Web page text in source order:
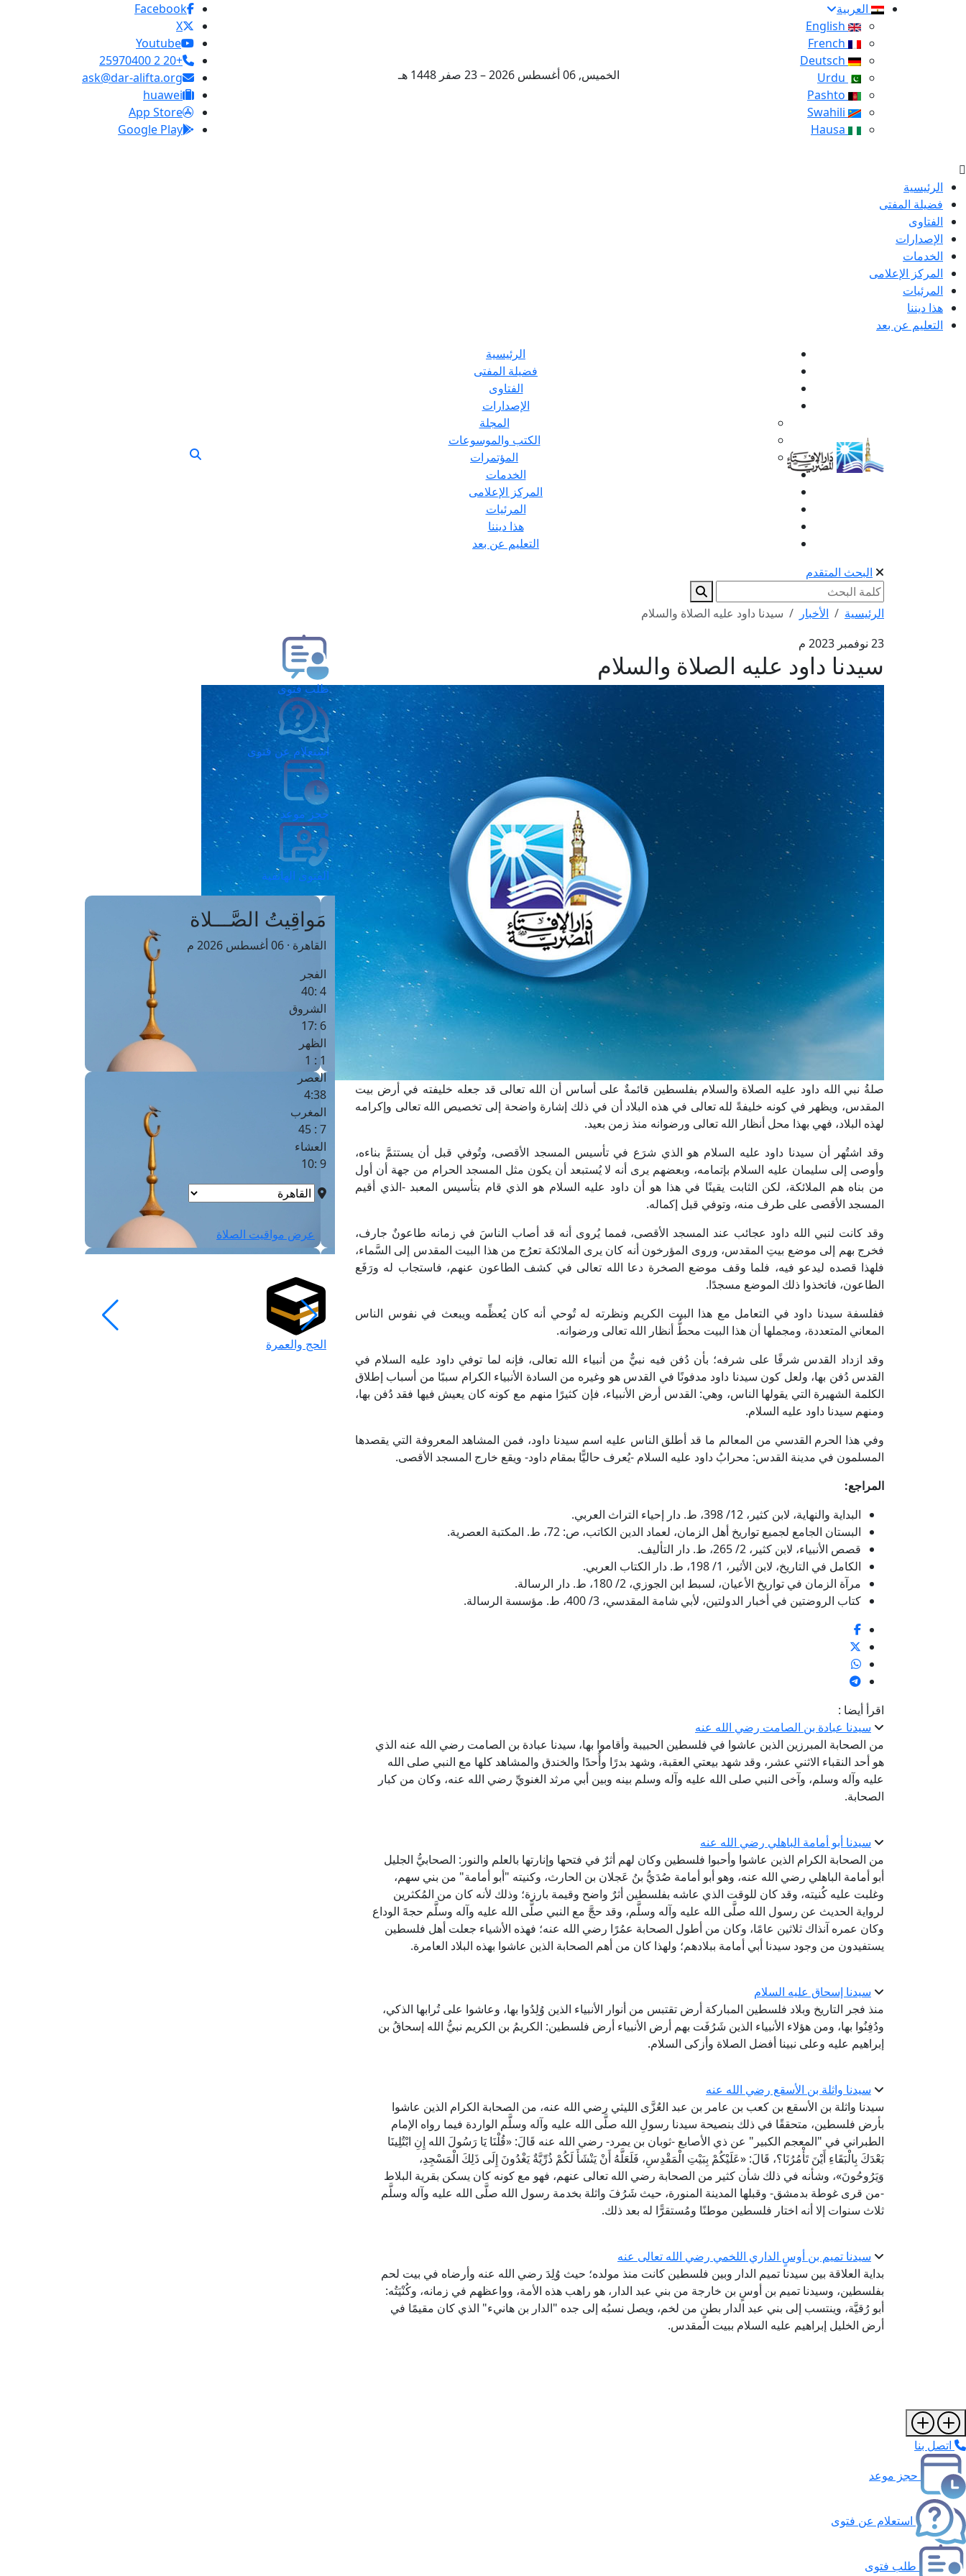
العربية
الخميس, 06 أغسطس 2026 – 23 صفر 1448 هـ
Facebook
X
Youtube
+20 2 25970400
ask@dar-alifta.org
huawei
App Store
Google Play
الرئيسية
فضيلة المفتى
الفتاوى
الإصدارات
الخدمات
المركز الإعلامى
المرئيات
هذا ديننا
التعليم عن بعد
الرئيسية
فضيلة المفتى
الفتاوى
الإصدارات
المجلة
الكتب والموسوعات
المؤتمرات
الخدمات
المركز الإعلامى
المرئيات
هذا ديننا
التعليم عن بعد
البحث المتقدم
الرئيسية الأخبار
سيدنا داود عليه الصلاة والسلام
23 نوفمبر 2023 م
سيدنا داود عليه الصلاة والسلام
صلةُ نبي الله داود عليه الصلاة والسلام بفلسطين قائمةٌ على أساس أن الله تعالى قد جعله خليفته في أرض بيت
المقدس، ويظهر في كونه خليفةً لله تعالى في هذه البلاد أن في ذلك إشارة واضحة إلى تخصيص الله تعالى وإكرامه
لهذه البلاد، فهي بهذا محل أنظار الله تعالى ورضوانه منذ زمن بعيد.
وقد اشتُهر أن سيدنا داود عليه السلام هو الذي شرَع في تأسيس المسجد الأقصى، وتُوفي قبل أن يستتمَّ بناءه،
وأوصى إلى سليمان عليه السلام بإتمامه، وبعضهم يرى أنه لا يُستبعد أن يكون مثل المسجد الحرام من جهة أن أول
من بناه هم الملائكة، لكن الثابت يقينًا في هذا هو أن داود عليه السلام هو الذي قام بتأسيس المعبد -الذي أقيم
المسجد الأقصى على طرف منه، وتوفي قبل إكماله.
وقد كانت لنبي الله داود عجائب عند المسجد الأقصى، فمما يُروى أنه قد أصاب الناسَ في زمانه طاعونٌ جارف،
فخرج بهم إلى موضع بيتِ المقدس، وروى المؤرخون أنه كان يرى الملائكة تعرُج من هذا البيت المقدس إلى السَّماء،
فلهذا قصده ليدعو فيه، فلما وقف موضع الصخرة دعا الله تعالى في كشف الطاعون عنهم، فاستجاب له ورَفَع
الطاعون، فاتخذوا ذلك الموضع مسجدًا.
ففلسفة سيدنا داود في التعامل مع هذا البيت الكريم ونظرته له تُوحي أنه كان يُعظِّمه ويبعث في نفوس الناس
المعاني المتعددة، ومجملها أن هذا البيت محطُّ أنظار الله تعالى ورضوانه.
وقد ازداد القدس شرفًا على شرفه؛ بأن دُفن فيه نبيٌّ من أنبياء الله تعالى، فإنه لما توفي داود عليه السلام في
القدس دُفن بها، ولعل كون سيدنا داود مدفونًا في القدس هو وغيره من السادة الأنبياء الكرام سببًا من أسباب إطلاق
الكلمة الشهيرة التي يقولها الناس، وهي: القدس أرض الأنبياء، فإن كثيرًا منهم مع كونه كان يعيش فيها فقد دُفن بها،
ومنهم سيدنا داود عليه السلام.
وفي هذا الحرم القدسي من المعالم ما قد أطلق الناس عليه اسم سيدنا داود، فمن المشاهد المعروفة التي يقصدها
المسلمون في مدينة القدس: محرابُ داود عليه السلام -يُعرف حاليًّا بمقام داود- ويقع خارج المسجد الأقصى.
المراجع:
البداية والنهاية، لابن كثير، 12/ 398، ط. دار إحياء التراث العربي.
البستان الجامع لجميع تواريخ أهل الزمان، لعماد الدين الكاتب، ص: 72، ط. المكتبة العصرية.
قصص الأنبياء، لابن كثير، 2/ 265، ط. دار التأليف.
الكامل في التاريخ، لابن الأثير، 1/ 198، ط. دار الكتاب العربي.
مرآة الزمان في تواريخ الأعيان، لسبط ابن الجوزي، 2/ 180، ط. دار الرسالة.
كتاب الروضتين في أخبار الدولتين، لأبي شامة المقدسي، 3/ 400، ط. مؤسسة الرسالة.
اقرأ أيضا :
سيدنا عبادة بن الصامت رضي الله عنه
من الصحابة المبرزين الذين عاشوا في فلسطين الحبيبة وأقاموا بها، سيدنا عبادة بن الصامت رضي الله عنه الذي
هو أحد النقباء الاثني عشر، وقد شهد بيعتي العقبة، وشهد بدرًا وأُحدًا والخندق والمشاهد كلها مع النبي صلى الله
عليه وآله وسلم، وآخى النبي صلى الله عليه وآله وسلم بينه وبين أبي مرثد الغنويِّ رضي الله عنه، وكان من كبار
الصحابة.
سيدنا أبو أمامة الباهلي رضي الله عنه
من الصحابة الكرام الذين عاشوا وأحبوا فلسطين وكان لهم أثرٌ في فتحها وإنارتها بالعلم والنور: الصحابيُّ الجليل
أبو أمامة الباهلي رضي الله عنه، وهو أبو أمامة صُدَيُّ بنُ عَجلان بن الحارث، وكنيته "أبو أمامة" من بني سهم،
وغلبت عليه كُنيته، وقد كان للوقت الذي عاشه بفلسطين أثرٌ واضح وقيمة بارزة؛ وذلك لأنه كان من المُكثرين
لرواية الحديث عن رسول الله صلَّى الله عليه وآله وسلَّم، وقد حجَّ مع النبي صلَّى الله عليه وآله وسلَّم حجةَ الوداع
وكان عمره آنذاك ثلاثين عامًا، وكان من أطول الصحابة عمُرًا رضي الله عنه؛ فهذه الأشياء جعلت أهل فلسطين
يستفيدون من وجود سيدنا أبي أمامة ببلادهم؛ ولهذا كان من أهم الصحابة الذين عاشوا بهذه البلاد العامرة.
سيدنا إسحاق عليه السلام
منذ فجر التاريخ وبلاد فلسطين المباركة أرض تقتبس من أنوار الأنبياء الذين وُلِدُوا بها، وعاشوا على تُرابها الذكي،
ودُفِنُوا بها، ومن هؤلاء الأنبياء الذين شَرُفَت بهم أرض الأنبياء أرض فلسطين: الكريمُ بن الكريم نبيُّ الله إسحاقُ بن
إبراهيم عليه وعلى نبينا أفضل الصلاة وأزكى السلام.
سيدنا واثلة بن الأسقع رضي الله عنه
سيدنا واثلة بن الأسقع بن كعب بن عامر بن عبد العُزَّى الليثي رضي الله عنه، من الصحابة الكرام الذين عاشوا
بأرض فلسطين، متحققًا في ذلك بنصيحة سيدنا رسولِ الله صلَّى الله عليه وآله وسلَّم الواردة فيما رواه الإمام
الطبراني في "المعجم الكبير" عن ذي الأصابع -ثوبان بن يمرد- رضي الله عنه قَالَ: «قُلْنَا يَا رَسُولَ الله إِنِ ابْتُلِينَا
بَعْدَكَ بِالْبَقَاءِ أَيْنَ تَأْمُرُنَا؟، قَالَ: «عَلَيْكُمْ بِبَيْتِ الْمَقْدِسِ، فَلَعَلَّهُ أَنْ يَنْشَأَ لَكُمْ ذُرِّيَّةٌ يَغْدُونَ إِلَى ذَلِكَ الْمَسْجِدِ،
وَيَرُوحُونَ»، وشأنه في ذلك شأن كثير من الصحابة رضي الله تعالى عنهم، فهو مع كونه كان يسكن بقرية البلاط
-من قرى غوطة بدمشق- وقبلها المدينة المنورة، حيث شَرُفَ واثلة بخدمة رسول الله صلَّى الله عليه وآله وسلَّم
ثلاث سنوات إلا أنه اختار فلسطين موطنًا ومُستقرًّا له بعد ذلك.
سيدنا تميم بن أوسٍ الداري اللخمي رضي الله تعالى عنه
بداية العلاقة بين سيدنا تميم الدار وبين فلسطين كانت منذ مولده؛ حيث وُلِدَ رضي الله عنه وأرضاه في بيت لحم
بفلسطين، وسيدنا تميم بن أوسٍ بن خارجة من بني عبد الدار، هو راهب هذه الأمة، وواعظهم في زمانه، وكُنْيَتُه:
أبو رُقيَّة، وينتسب إلى بني عبد الدار بطنٍ من لخم، ويصل نسبُه إلى جده "الدار بن هانيء" الذي كان مقيمًا في
أرض الخليل إبراهيم عليه السلام ببيت المقدس.
طلب فتوى
استعلام عن فتوى
حجز موعد
الفتوى الهاتفية
مَواقِيتُ الصَّـــلاة
القاهرة · 06 أغسطس 2026 م
الفجر
4 :40
الشروق
6 :17
الظهر
1 : 1
العصر
4:38
المغرب
7 : 45
العشاء
9 :10
عرض مواقيت الصلاة
الحج والعمرة
اتصل بنا
حجز موعد
استعلام عن فتوى
طلب فتوى